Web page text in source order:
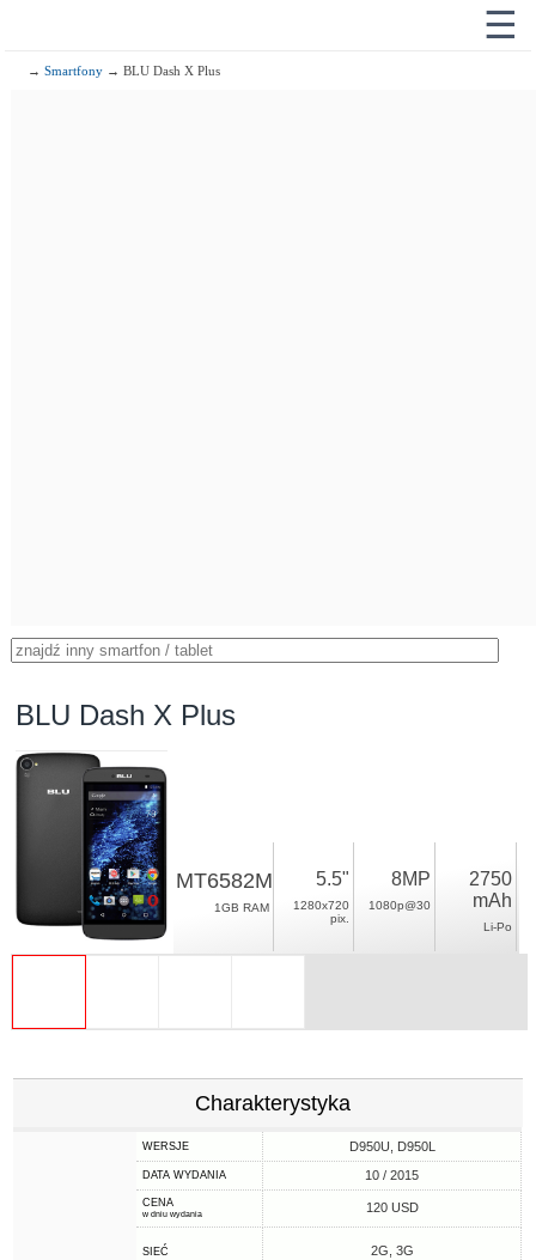
☰
→Smartfony → BLU Dash X Plus
BLU Dash X Plus
MT6582M
1GB RAM
5.5"
1280x720
pix.
8MP
1080p@30
2750
mAh
Li-Po
Charakterystyka
WERSJE D950U, D950L
DATA WYDANIA 10 / 2015
CENA
w dniu wydania 120 USD
SIEĆ 2G, 3G